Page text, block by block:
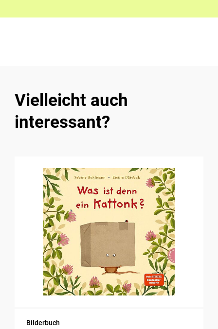
Vielleicht auch
interessant?
Bilderbuch